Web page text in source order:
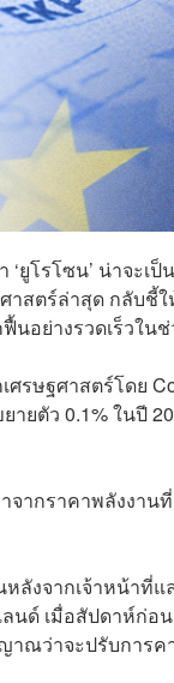
ยูโรโซน’ น่าจะเ
าสตร์ล่าสุด กลับชี้
นอย่างรวดเร็วใน
รษฐศาสตร์โดย
ายตัว 0.1% ในปี
ากราคาพลังงาน
งจากเจ้าหน้าที่แ
นด์ เมื่อสัปดาห์ก่
าณว่าจะปรับการ